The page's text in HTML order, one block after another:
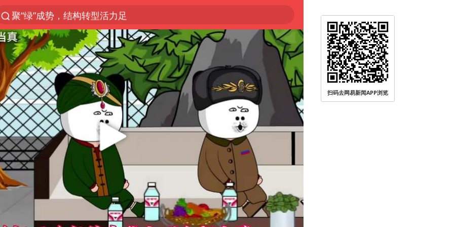
聚“绿”成势，结构转型活力足
80后女柜员逆袭成4200亿银行副行长
郑国霖回应去景区上班被保安拦下
金饰克价大幅跳涨
台风白海豚可能在浙闽沿海登陆
多地要求领导干部带头休假
24小时不关空调 电费会更低吗
龚宝冬烈士安葬仪式举行
女子利用漏洞0元买了3千台电器
浙江舟山21条水上客运航线停航
今年4位周星驰电影配角去世
扫码去网易新闻APP浏览